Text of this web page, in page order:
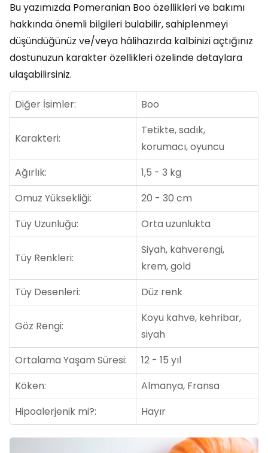
Bu yazımızda Pomeranian Boo özellikleri ve bakımı
hakkında önemli bilgileri bulabilir, sahiplenmeyi
düşündüğünüz ve/veya hâlihazırda kalbinizi açtığınız
dostunuzun karakter özellikleri özelinde detaylara
ulaşabilirsiniz.
Diğer İsimler: Boo
Karakteri:
Tetikte, sadık,
korumacı, oyuncu
Ağırlık:
1,5 - 3 kg
Omuz Yüksekliği:
20 - 30 cm
Tüy Uzunluğu:
Orta uzunlukta
Tüy Renkleri:
Siyah, kahverengi,
krem, gold
Tüy Desenleri:
Düz renk
Göz Rengi:
Koyu kahve, kehribar,
siyah
Ortalama Yaşam Süresi:
12 - 15 yıl
Köken:
Almanya, Fransa
Hipoalerjenik mi?:
Hayır